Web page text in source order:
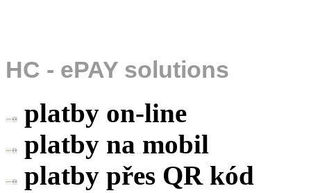
HC - ePAY solutions
platby on-line
platby na mobil
platby přes QR kód